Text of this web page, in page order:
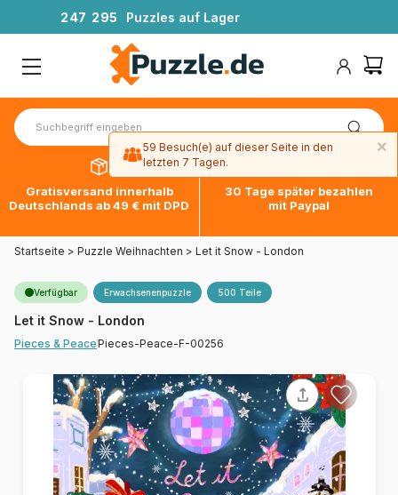
247 295 Puzzles auf Lager
Gratisversand innerhalb
Deutschlands ab 49 € mit DPD
30 Tage später bezahlen
mit Paypal
Startseite > Puzzle Weihnachten > Let it Snow - London
Verfügbar Erwachsenenpuzzle 500 Teile
Let it Snow - London
Pieces & PeacePieces-Peace-F-00256
×
59 Besuch(e) auf dieser Seite in den
letzten 7 Tagen.